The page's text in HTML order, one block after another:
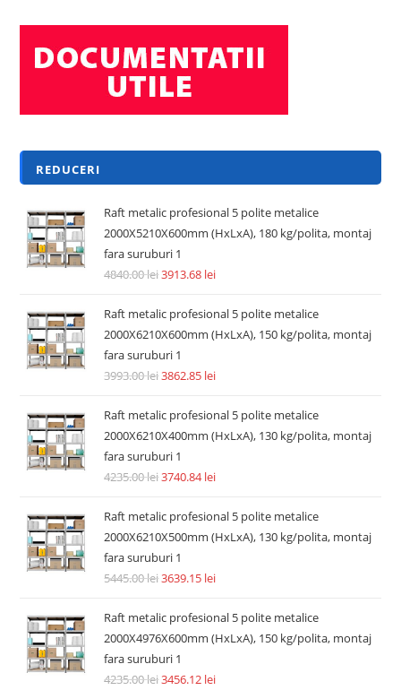
REDUCERI
Raft metalic profesional 5 polite metalice
2000X5210X600mm (HxLxA), 180 kg/polita, montaj
fara suruburi 1
4840.00lei3913.68 lei
Raft metalic profesional 5 polite metalice
2000X6210X600mm (HxLxA), 150 kg/polita, montaj
fara suruburi 1
3993.00lei3862.85 lei
Raft metalic profesional 5 polite metalice
2000X6210X400mm (HxLxA), 130 kg/polita, montaj
fara suruburi 1
4235.00lei3740.84lei
Raft metalic profesional 5 polite metalice
2000X6210X500mm (HxLxA), 130 kg/polita, montaj
fara suruburi 1
5445.00lei3639.15 lei
Raft metalic profesional 5 polite metalice
2000X4976X600mm (HxLxA), 150 kg/polita, montaj
fara suruburi 1
4235.00lei3456.12 lei